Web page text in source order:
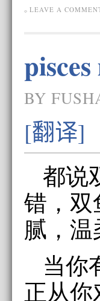
LEAVE A
BY
[翻译]
都说
错，双
腻，
当你
正从